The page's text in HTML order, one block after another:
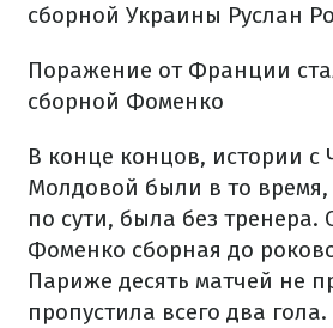
сборной Украины Руслан
Поражение от Франции
сборной Фоменко
В конце концов, истории с
Молдовой были в то время,
по сути, была без тренера.
Фоменко сборная до
Париже десять матчей не
пропустила всего два